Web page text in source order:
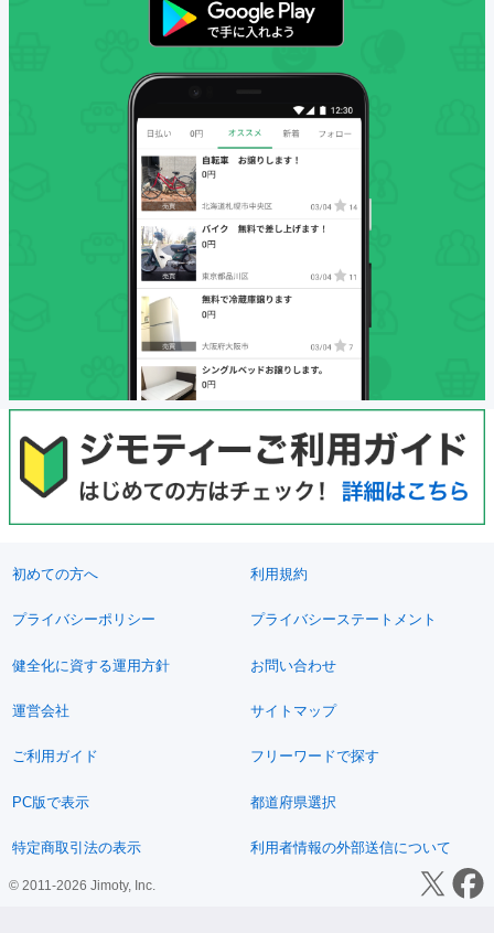
初めての方へ 利用規約
プライバシーポリシー プライバシーステートメント
健全化に資する運用方針 お問い合わせ
運営会社 サイトマップ
ご利用ガイド フリーワードで探す
PC版で表示 都道府県選択
特定商取引法の表示 利用者情報の外部送信について
© 2011-2026 Jimoty, Inc.